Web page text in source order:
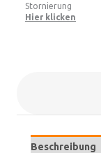
Beschreibung
Stornierung
Hier klicken